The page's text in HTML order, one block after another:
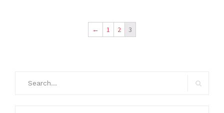
← 1 2 3